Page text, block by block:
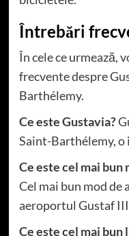
Întrebări
În cele ce urmează,
frecvente despre
Barthélemy.
Ce este Gustavia?
Saint-Barthélemy, o
Ce este cel mai bun
Cel mai bun mod de
aeroportul Gustaf
Ce este cel mai bun